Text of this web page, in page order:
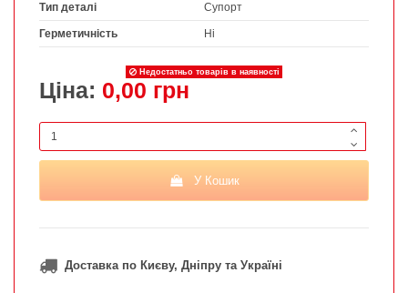
Тип деталі Супорт
Герметичність Ні
Недостатньо товарів в наявності
Ціна: 0,00 грн
У Кошик
Доставка по Києву, Дніпру та Україні